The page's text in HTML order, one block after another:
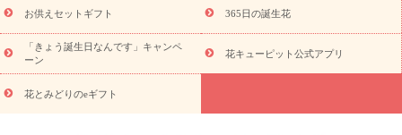
ド
お花の種類 トルコキキョウ
お祝い お祝い・3000円～ お祝い・4000円～
お祝い・
5000円～
お祝い・7000円～ お祝い・ 10000円～
お供え・お
悔やみ
円～
お供え・お悔やみ・
読み物
お供えセットギフト 365日の誕生花
「きょう誕生日なんです」キャンペ
ーン
花キューピット公式アプリ
花とみどりのeギフト